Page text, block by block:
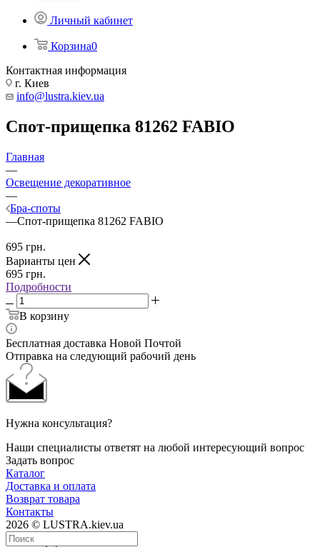
Личный кабинет
Корзина0
Контактная информация
г. Киев
info@lustra.kiev.ua
Спот-прищепка 81262 FABIO
Главная
—
Освещение декоративное
—
Бра-споты
—Спот-прищепка 81262 FABIO
695 грн.
Варианты цен
695 грн.
Подробности
В корзину
Бесплатная доставка Новой Почтой
Отправка на следующий рабочий день
Нужна консультация?
Наши специалисты ответят на любой интересующий вопрос
Задать вопрос
Каталог
Доставка и оплата
Возврат товара
Контакты
2026 © LUSTRA.kiev.ua